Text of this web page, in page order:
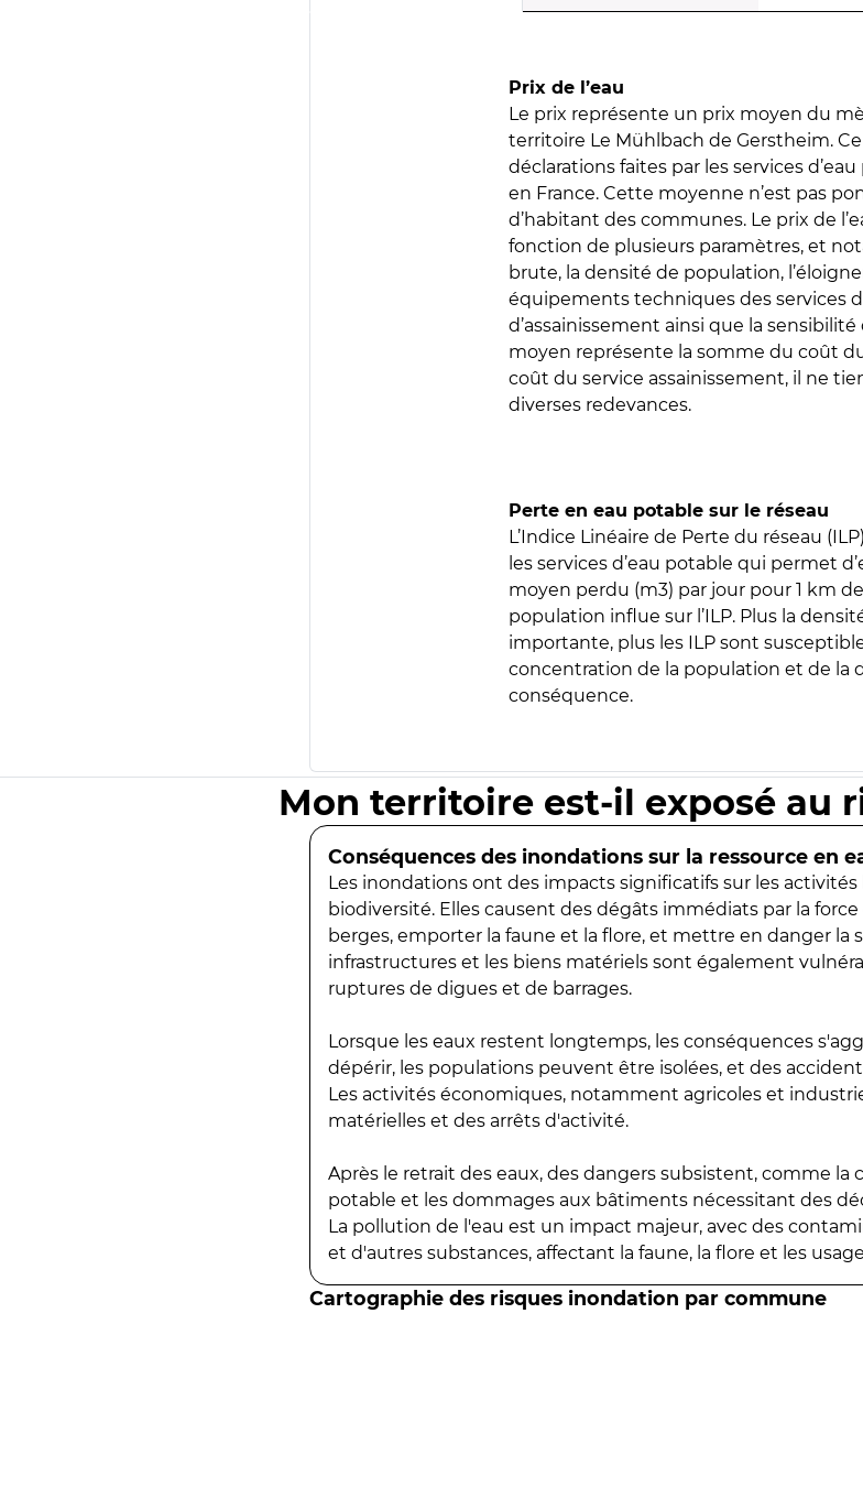
Prix de l’eau
Le prix représente un prix moyen du
territoire Le Mühlbach de Gerstheim.
déclarations faites par les services
en France. Cette moyenne n’est pas
d’habitant des communes. Le prix de
fonction de plusieurs paramètres, et
brute, la densité de population,
équipements techniques des services
d’assainissement ainsi que la
moyen représente la somme du coût
coût du service assainissement, il ne
diverses redevances.
Perte en eau potable sur le réseau
L’Indice Linéaire de Perte du réseau
les services d’eau potable qui permet
moyen perdu (m3) par jour pour 1 km
population influe sur l’ILP. Plus la
importante, plus les ILP sont
concentration de la population et de la
conséquence.
Mon territoire est-il exposé au
Conséquences des inondations sur la ressource en
Les inondations ont des impacts significatifs sur les
biodiversité. Elles causent des dégâts immédiats par la
berges, emporter la faune et la flore, et mettre en danger la
infrastructures et les biens matériels sont également
ruptures de digues et de barrages.
Lorsque les eaux restent longtemps, les conséquences
dépérir, les populations peuvent être isolées, et des
Les activités économiques, notamment agricoles et
matérielles et des arrêts d'activité.
Après le retrait des eaux, des dangers subsistent, comme la
potable et les dommages aux bâtiments nécessitant des
La pollution de l'eau est un impact majeur, avec des
et d'autres substances, affectant la faune, la flore et les
Cartographie des risques inondation par commune